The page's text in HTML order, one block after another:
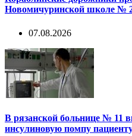
Новомичуринской школе №
07.08.2026
В рязанской больнице № 11
инсулиновую помпу